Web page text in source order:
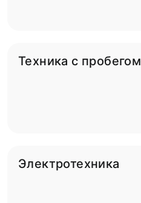
Техника с пробегом
Электротехника